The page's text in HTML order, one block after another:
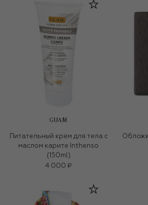
GUAM
Питательный крем для тела с
маслом карите Inthenso
(150ml)
4 000 ₽